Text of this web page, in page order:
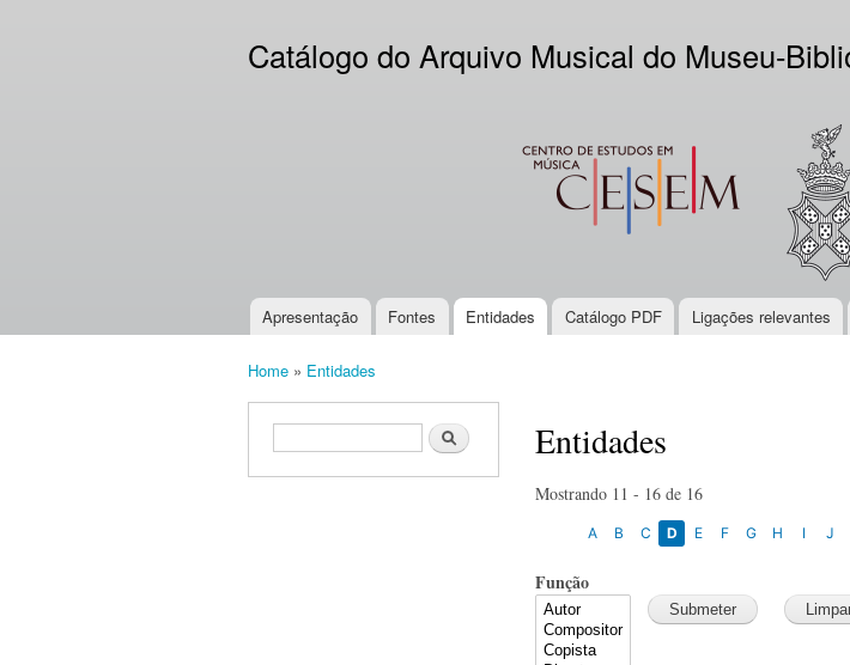
content
Catálogo do Arquivo Musical do Museu-
CESEM Logo VV
Main menu
Apresentação Fontes Entidades Catálogo PDF Ligações relevantes
Home » Entidades
Search form Search Entidades
Mostrando 11 - 16 de 16
A B C D E F G H I J
Função